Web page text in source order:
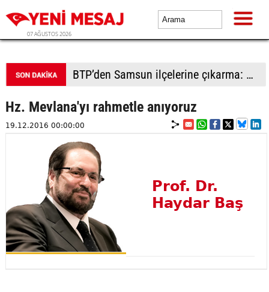
07 AĞUSTOS 2026
BTP’den Samsun ilçelerine çıkarma: Havza’da sel mağduru esnafa destek, Vezirköprü ve Bafra’da saha hamlesi
Hz. Mevlana'yı rahmetle anıyoruz
19.12.2016 00:00:00
Prof. Dr.
Haydar Baş